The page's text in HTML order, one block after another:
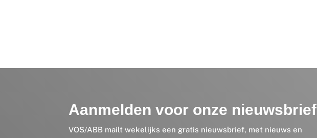
Aanmelden voor onze nieuwsbrief
VOS/ABB mailt wekelijks een gratis nieuwsbrief, met nieuws en